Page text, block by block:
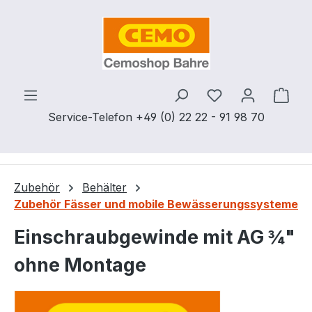
Zum Hauptinhalt springen
Service-Telefon +49 (0) 22 22 - 91 98 70
Du hast 0
Zubehör
Behälter
Zubehör Fässer und mobile Bewässerungssysteme
Einschraubgewinde mit AG ¾"
ohne Montage